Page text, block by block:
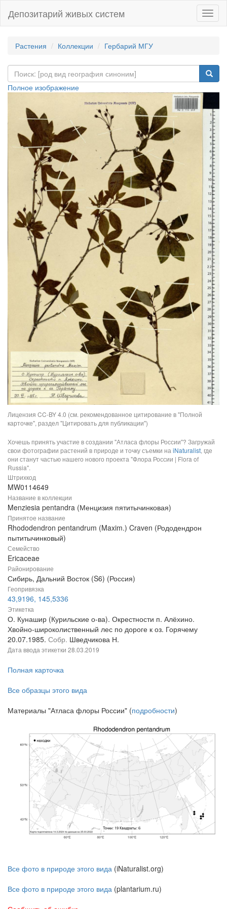
Депозитарий живых систем
Растения Коллекции Гербарий МГУ
Полное изображение
Лицензия CC-BY 4.0 (см. рекомендованное цитирование в "Полной
карточке", раздел "Цитировать для публикации")
Хочешь принять участие в создании "Атласа флоры России"? Загружай
свои фотографии растений в природе и точку съемки на iNaturalist, где
они станут частью нашего нового проекта "Флора России | Flora of
Russia".
Штрихкод
MW0114649
Название в коллекции
Menziesia pentandra (Менцизия пятитычинковая)
Принятое название
Rhododendron pentandrum (Maxim.) Craven (Рододендрон
пытитычинковый)
Семейство
Ericaceae
Районирование
Сибирь, Дальний Восток (S6) (Россия)
Геопривязка
43,9196, 145,5336
Этикетка
О. Кунашир (Курильские о-ва). Окрестности п. Алёхино.
Хвойно-широколиственный лес по дороге к оз. Горячему
20.07.1985. Собр. Шведчикова Н.
Дата ввода этикетки 28.03.2019
Полная карточка
Все образцы этого вида
Материалы "Атласа флоры России" (подробности)
Все фото в природе этого вида (iNaturalist.org)
Все фото в природе этого вида (plantarium.ru)